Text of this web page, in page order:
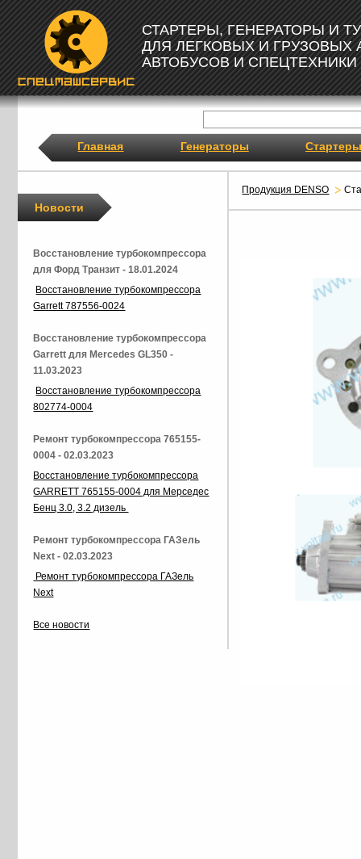
СТАРТЕРЫ, ГЕНЕРАТОРЫ И
ДЛЯ ЛЕГКОВЫХ И ГРУЗОВЫХ
АВТОБУСОВ И СПЕЦТЕХНИКИ
Главная Генераторы Стартеры
Продукция DENSO
Новости
Восстановление турбокомпрессора
для Форд Транзит - 18.01.2024
Восстановление турбокомпрессора
Garrett 787556-0024
Восстановление турбокомпрессора
Garrett для Mercedes GL350 -
11.03.2023
Восстановление турбокомпрессора
802774-0004
Ремонт турбокомпрессора 765155-
0004 - 02.03.2023
Восстановление турбокомпрессора
GARRETT 765155-0004 для Мерседес
Бенц 3.0, 3.2 дизель
Ремонт турбокомпрессора ГАЗель
Next - 02.03.2023
Ремонт турбокомпрессора ГАЗель
Next
Все новости